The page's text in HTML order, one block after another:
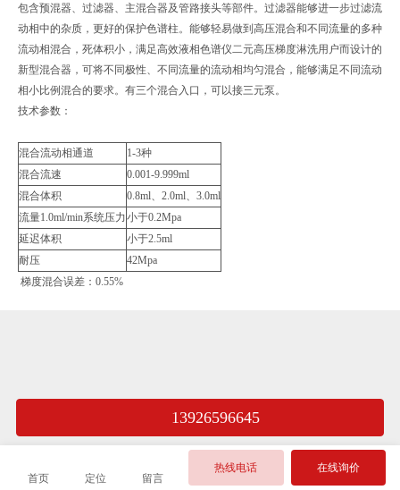
包含预混器、过滤器、主混合器及管路接头等部件。过滤器能够进一步过滤流
动相中的杂质，更好的保护色谱柱。能够轻易做到高压混合和不同流量的多种
流动相混合，死体积小，满足高效液相色谱仪二元高压梯度淋洗用户而设计的
新型混合器，可将不同极性、不同流量的流动相均匀混合，能够满足不同流动
相小比例混合的要求。有三个混合入口，可以接三元泵。
技术参数：
混合流动相通道
1-3种
混合流速
0.001-9.999ml
混合体积
0.8ml、2.0ml、3.0ml
流量1.0ml/min系统压力小于0.2Mpa
延迟体积
小于2.5ml
耐压
42Mpa
梯度混合误差：0.55%
13926596645
首页 定位 留言
热线电话 在线询价